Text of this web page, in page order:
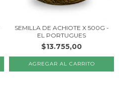
SEMILLA DE ACHIOTE X 500G -
EL PORTUGUES
$13.755,00